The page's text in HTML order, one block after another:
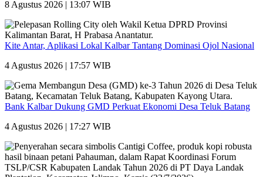
8 Agustus 2026 | 13:07 WIB
Kite Antar, Aplikasi Lokal Kalbar Tantang Dominasi Ojol Nasional
4 Agustus 2026 | 17:57 WIB
Bank Kalbar Dukung GMD Perkuat Ekonomi Desa Teluk Batang
4 Agustus 2026 | 17:27 WIB